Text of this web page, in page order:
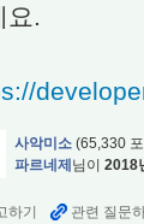
요.
사악미소 (65,330
파르네제님이 2018